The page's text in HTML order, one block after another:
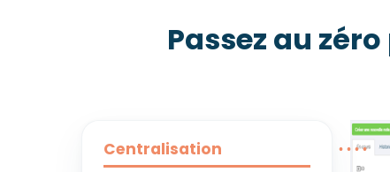
Passez au
Centralisation